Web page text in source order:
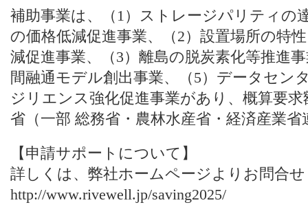
補助事業は、（1）ストレージパリティの
の価格低減促進事業、（2）設置場所の特
減促進事業、（3）離島の脱炭素化等推進
間融通モデル創出事業、（5）データセン
ジリエンス強化促進事業があり、概算要求
省（一部 総務省・農林水産省・経済産業
【申請サポートについて】
詳しくは、 弊社ホームページよりお問合
http://www.rivewell.jp/saving2025/